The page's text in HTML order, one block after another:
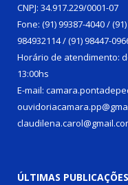
CNPJ: 34.917.229/0001-07
Fone: (91) 99387-4040 /
984932114 / (91) 98447-
Horário de atendimento:
13:00hs
E-mail:
ÚLTIMAS PUBLICAÇÕES